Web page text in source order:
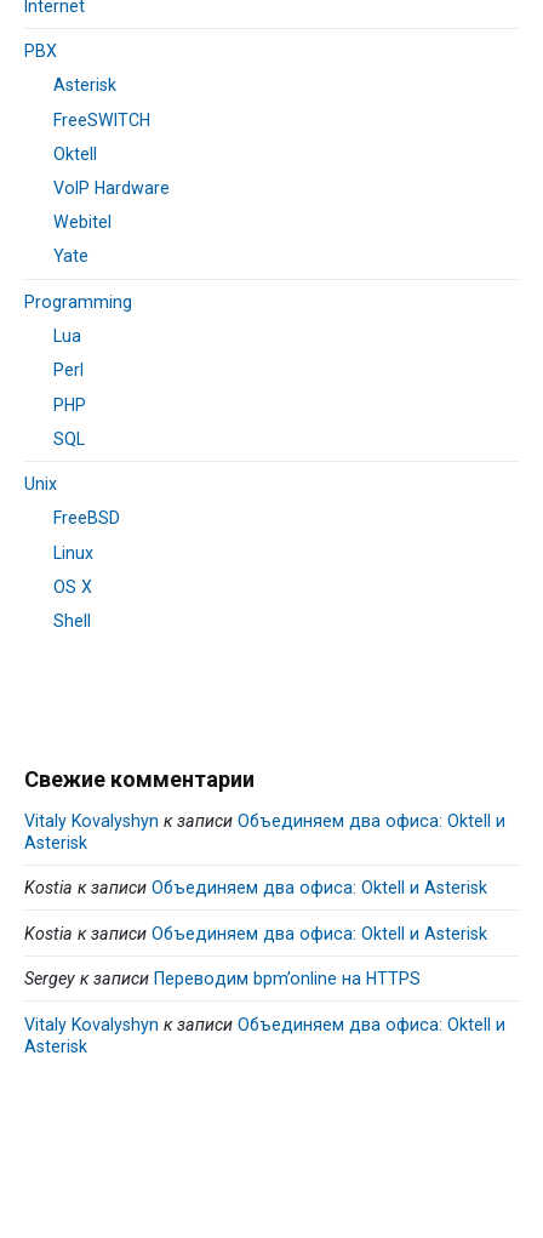
Internet
PBX
Asterisk
FreeSWITCH
Oktell
VoIP Hardware
Webitel
Yate
Programming
Lua
Perl
PHP
SQL
Unix
FreeBSD
Linux
OS X
Shell
Свежие комментарии
Vitaly Kovalyshyn к записи Объединяем два офиса: Oktell и
Asterisk
Kostia к записи Объединяем два офиса: Oktell и Asterisk
Kostia к записи Объединяем два офиса: Oktell и Asterisk
Sergey к записи Переводим bpm’online на HTTPS
Vitaly Kovalyshyn к записи Объединяем два офиса: Oktell и
Asterisk